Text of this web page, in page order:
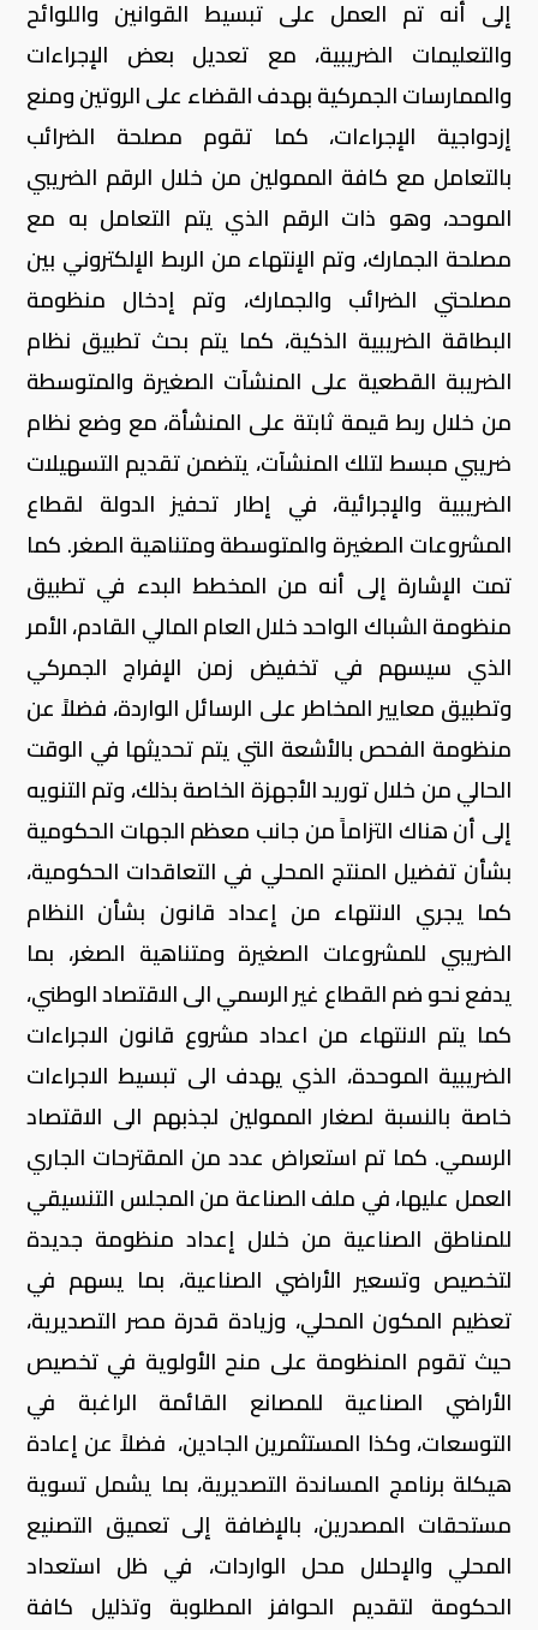
إلى أنه تم العمل على تبسيط القوانين واللوائح
والتعليمات الضريبية، مع تعديل بعض الإجراءات
والممارسات الجمركية بهدف القضاء على الروتين ومنع
إزدواجية الإجراءات، كما تقوم مصلحة الضرائب
بالتعامل مع كافة الممولين من خلال الرقم الضريبي
الموحد، وهو ذات الرقم الذي يتم التعامل به مع
مصلحة الجمارك، وتم الإنتهاء من الربط الإلكتروني بين
مصلحتي الضرائب والجمارك، وتم إدخال منظومة
البطاقة الضريبية الذكية، كما يتم بحث تطبيق نظام
الضريبة القطعية على المنشآت الصغيرة والمتوسطة
من خلال ربط قيمة ثابتة على المنشأة، مع وضع نظام
ضريبي مبسط لتلك المنشآت، يتضمن تقديم التسهيلات
الضريبية والإجرائية، في إطار تحفيز الدولة لقطاع
المشروعات الصغيرة والمتوسطة ومتناهية الصغر. كما
تمت الإشارة إلى أنه من المخطط البدء في تطبيق
منظومة الشباك الواحد خلال العام المالي القادم، الأمر
الذي سيسهم في تخفيض زمن الإفراج الجمركي
وتطبيق معايير المخاطر على الرسائل الواردة، فضلاً عن
منظومة الفحص بالأشعة التي يتم تحديثها في الوقت
الحالي من خلال توريد الأجهزة الخاصة بذلك، وتم التنويه
إلى أن هناك التزاماً من جانب معظم الجهات الحكومية
بشأن تفضيل المنتج المحلي في التعاقدات الحكومية،
كما يجري الانتهاء من إعداد قانون بشأن النظام
الضريبي للمشروعات الصغيرة ومتناهية الصغر، بما
يدفع نحو ضم القطاع غير الرسمي الى الاقتصاد الوطني،
كما يتم الانتهاء من اعداد مشروع قانون الاجراءات
الضريبية الموحدة، الذي يهدف الى تبسيط الاجراءات
خاصة بالنسبة لصغار الممولين لجذبهم الى الاقتصاد
الرسمي. كما تم استعراض عدد من المقترحات الجاري
العمل عليها، في ملف الصناعة من المجلس التنسيقي
للمناطق الصناعية من خلال إعداد منظومة جديدة
لتخصيص وتسعير الأراضي الصناعية، بما يسهم في
تعظيم المكون المحلي، وزيادة قدرة مصر التصديرية،
حيث تقوم المنظومة على منح الأولوية في تخصيص
الأراضي الصناعية للمصانع القائمة الراغبة في
التوسعات، وكذا المستثمرين الجادين، فضلاً عن إعادة
هيكلة برنامج المساندة التصديرية، بما يشمل تسوية
مستحقات المصدرين، بالإضافة إلى تعميق التصنيع
المحلي والإحلال محل الواردات، في ظل استعداد
الحكومة لتقديم الحوافز المطلوبة وتذليل كافة